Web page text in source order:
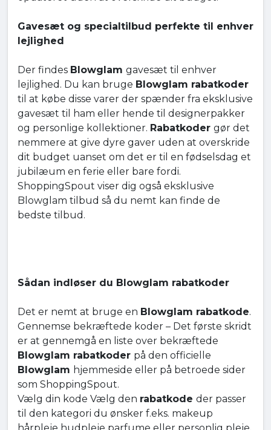
Gavesæt og specialtilbud perfekte til enhver
lejlighed
Der findes Blowglam gavesæt til enhver
lejlighed. Du kan bruge Blowglam rabatkoder
til at købe disse varer der spænder fra eksklusive
gavesæt til ham eller hende til designerpakker
og personlige kollektioner. Rabatkoder gør det
nemmere at give dyre gaver uden at overskride
dit budget uanset om det er til en fødselsdag et
jubilæum en ferie eller bare fordi.
ShoppingSpout viser dig også eksklusive
Blowglam tilbud så du nemt kan finde de
bedste tilbud.
Sådan indløser du Blowglam rabatkoder
Det er nemt at bruge en Blowglam rabatkode.
Gennemse bekræftede koder – Det første skridt
er at gennemgå en liste over bekræftede
Blowglam rabatkoder på den officielle
Blowglam hjemmeside eller på betroede sider
som ShoppingSpout.
Vælg din kode Vælg den rabatkode der passer
til den kategori du ønsker f.eks. makeup